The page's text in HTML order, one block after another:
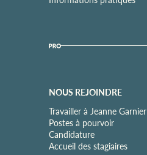
NOUS REJOINDRE
Travailler à Jeanne Garnier
Postes à pourvoir
Candidature
Accueil des stagiaires